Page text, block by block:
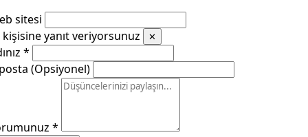
sitesi
kişisine yanıt veriyorsunuz
✕
*
(Opsiyonel)
*